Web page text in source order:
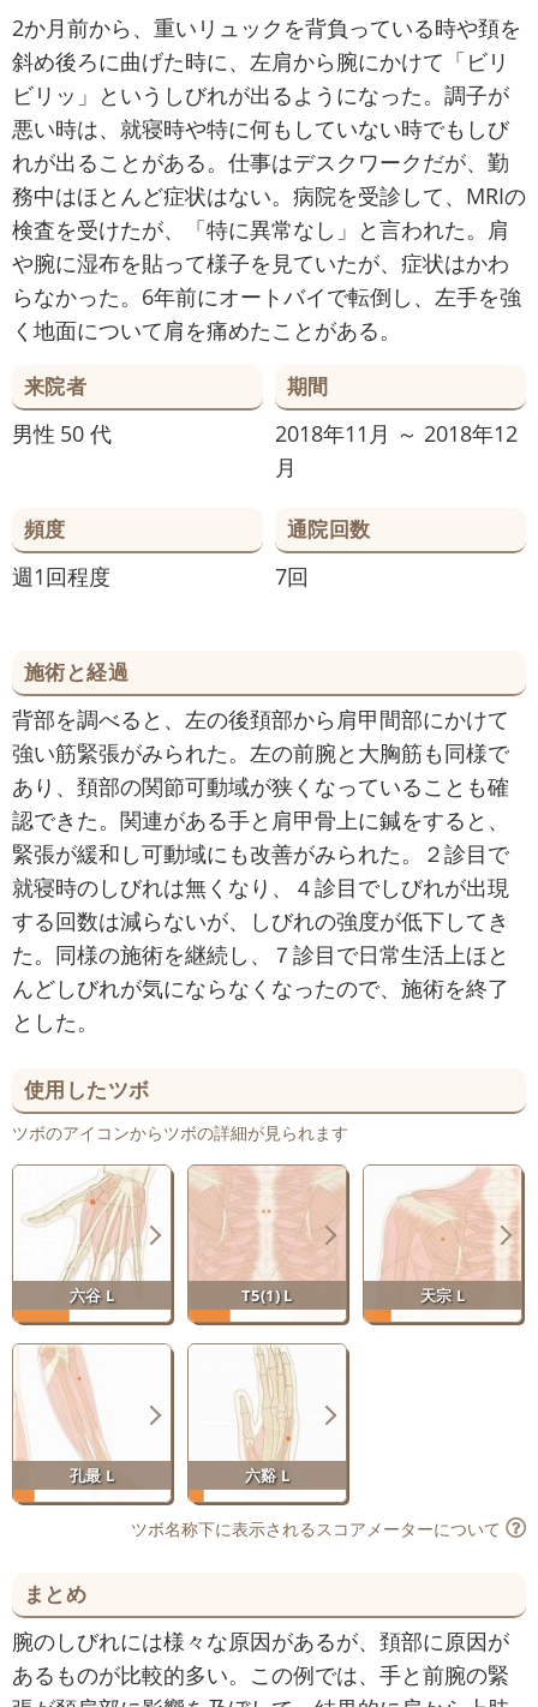
2か月前から、重いリュックを背負っている時や頚を
斜め後ろに曲げた時に、左肩から腕にかけて「ビリ
ビリッ」というしびれが出るようになった。調子が
悪い時は、就寝時や特に何もしていない時でもしび
れが出ることがある。仕事はデスクワークだが、勤
務中はほとんど症状はない。病院を受診して、MRIの
検査を受けたが、「特に異常なし」と言われた。肩
や腕に湿布を貼って様子を見ていたが、症状はかわ
らなかった。6年前にオートバイで転倒し、左手を強
く地面について肩を痛めたことがある。
来院者
男性 50 代
期間
2018年11月 ～ 2018年12
月
頻度
週1回程度
通院回数
7回
施術と経過
背部を調べると、左の後頚部から肩甲間部にかけて
強い筋緊張がみられた。左の前腕と大胸筋も同様で
あり、頚部の関節可動域が狭くなっていることも確
認できた。関連がある手と肩甲骨上に鍼をすると、
緊張が緩和し可動域にも改善がみられた。２診目で
就寝時のしびれは無くなり、４診目でしびれが出現
する回数は減らないが、しびれの強度が低下してき
た。同様の施術を継続し、７診目で日常生活上ほと
んどしびれが気にならなくなったので、施術を終了
とした。
使用したツボ
ツボのアイコンからツボの詳細が見られます
六谷 L T5(1) L 天宗 L
孔最 L 六谿 L
ツボ名称下に表示されるスコアメーターについて
まとめ
腕のしびれには様々な原因があるが、頚部に原因が
あるものが比較的多い。この例では、手と前腕の緊